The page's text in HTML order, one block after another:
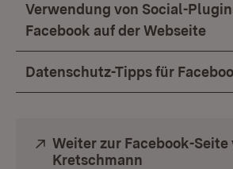
Verwendung von Social-
Facebook auf der Webseite
Datenschutz-Tipps für
Extern:
Weiter zur Facebook-Seite
Kretschmann